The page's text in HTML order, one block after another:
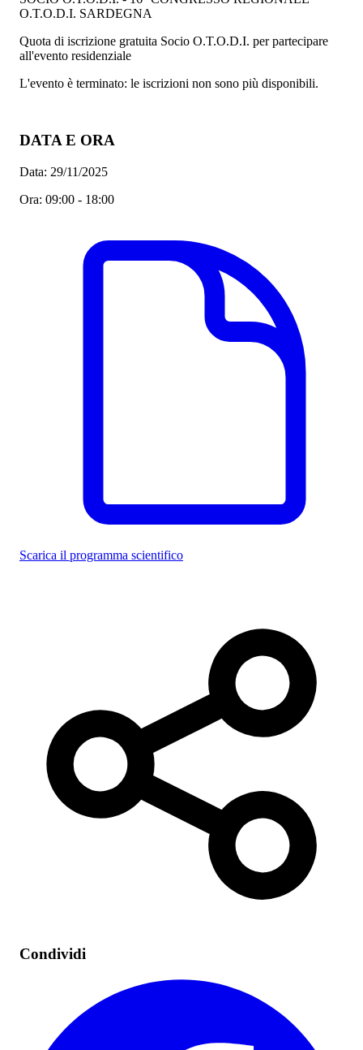
O.T.O.D.I. SARDEGNA
Quota di iscrizione gratuita Socio O.T.O.D.I. per partecipare
all'evento residenziale
L'evento è terminato: le iscrizioni non sono più disponibili.
DATA E ORA
Data: 29/11/2025
Ora: 09:00 - 18:00
Scarica il programma scientifico
Condividi